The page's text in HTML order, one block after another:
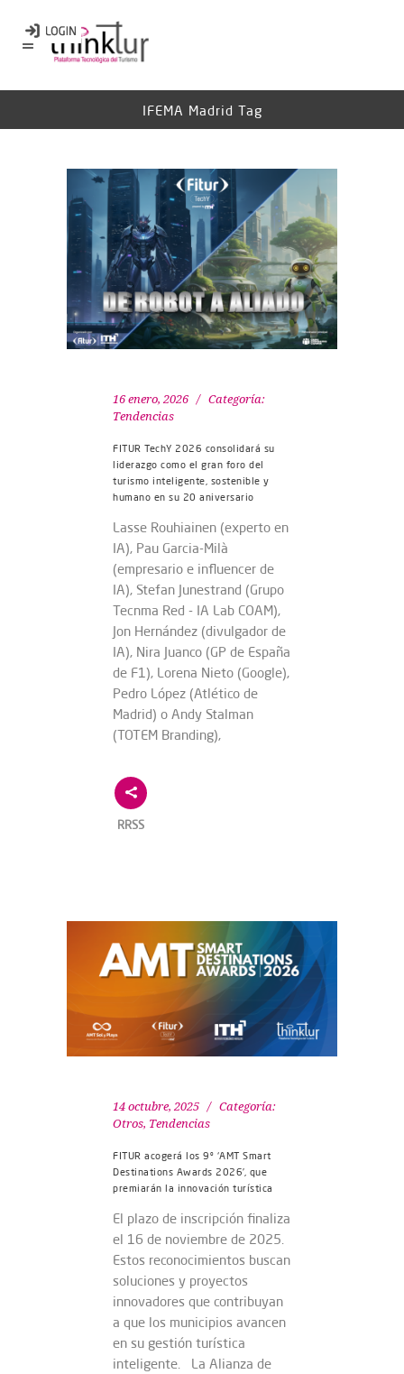
IFEMA Madrid Tag
16 enero, 2026
Categoría:
Tendencias
FITUR TechY 2026 consolidará su
liderazgo como el gran foro del
turismo inteligente, sostenible y
humano en su 20 aniversario
Lasse Rouhiainen (experto en
IA), Pau Garcia-Milà
(empresario e influencer de
IA), Stefan Junestrand (Grupo
Tecnma Red - IA Lab COAM),
Jon Hernández (divulgador de
IA), Nira Juanco (GP de España
de F1), Lorena Nieto (Google),
Pedro López (Atlético de
Madrid) o Andy Stalman
(TOTEM Branding),
RRSS
14 octubre, 2025
Categoría:
Otros, Tendencias
FITUR acogerá los 9º ‘AMT Smart
Destinations Awards 2026’, que
premiarán la innovación turística
El plazo de inscripción finaliza
el 16 de noviembre de 2025.
Estos reconocimientos buscan
soluciones y proyectos
innovadores que contribuyan
a que los municipios avancen
en su gestión turística
inteligente. La Alianza de